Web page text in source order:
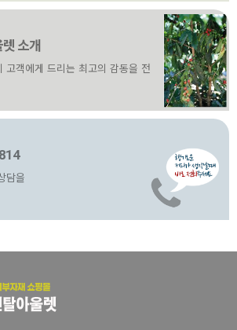
소개
고객에게 드리는 최고의 감동을 전
담을